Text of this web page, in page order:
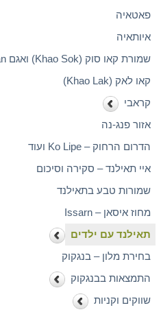
פאטאיה
איותאיה
שמורת קאו סוק (Khao Sok) ואגם Cheow Lan
קאו לאק (Khao Lak)
קראבי
אזור פנג-נה
הדרום הרחוק – Ko Lipe ועוד
איי תאילנד – סקירה וסיכום
שמורות טבע בתאילנד
מחוז איסאן – Issarn
תאילנד עם ילדים
בחירת מלון – בנגקוק
התמצאות בבנגקוק
שווקים וקניות